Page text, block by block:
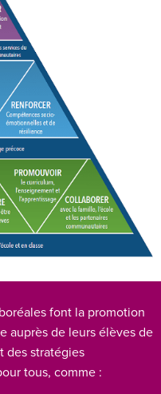
font la promotion
auprès de leurs élèves de
des stratégies
tous, comme :